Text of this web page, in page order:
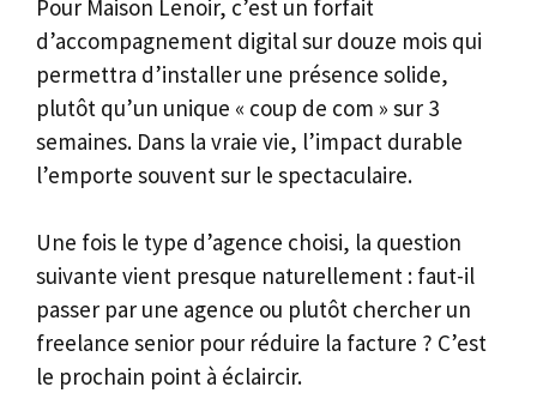
Pour Maison Lenoir, c’est un forfait
d’accompagnement digital sur douze mois qui
permettra d’installer une présence solide,
plutôt qu’un unique « coup de com » sur 3
semaines. Dans la vraie vie, l’impact durable
l’emporte souvent sur le spectaculaire.
Une fois le type d’agence choisi, la question
suivante vient presque naturellement : faut-il
passer par une agence ou plutôt chercher un
freelance senior pour réduire la facture ? C’est
le prochain point à éclaircir.